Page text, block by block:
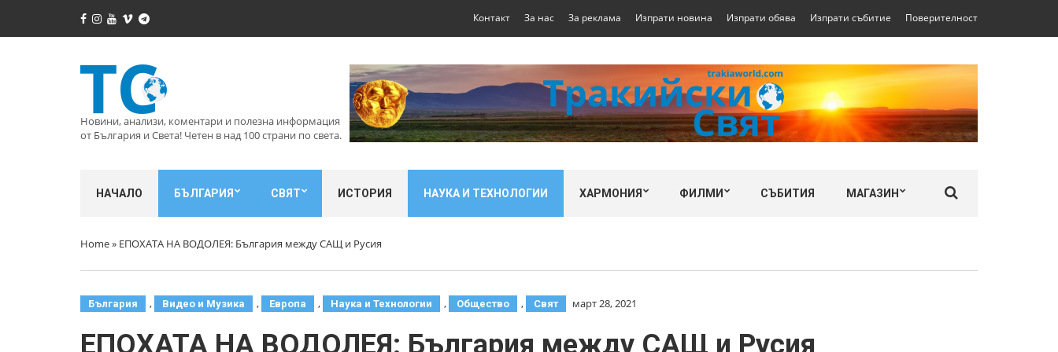
Контакт За нас За реклама Изпрати новина Изпрати обява Изпрати събитие Поверителност
Новини, анализи, коментари и полезна информация
от България и Света! Четен в над 100 страни по света.
НАЧАЛО БЪЛГАРИЯ СВЯТ ИСТОРИЯ НАУКА И ТЕХНОЛОГИИ ХАРМОНИЯ ФИЛМИ СЪБИТИЯ МАГАЗИН
Home» ЕПОХАТА НА ВОДОЛЕЯ: България между САЩ и Русия
България , Видео и Музика , Европа , Наука и Технологии , Общество , Свят март 28, 2021
ЕПОХАТА НА ВОДОЛЕЯ: България между САЩ и Русия